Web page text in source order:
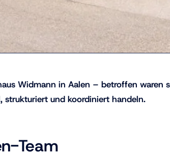
Widmann in Aalen – betroffen waren
strukturiert und koordiniert handeln.
Team